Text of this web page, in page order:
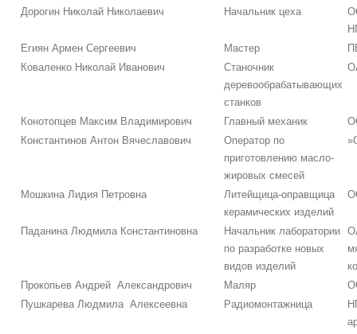
Дорогин Николай Николаевич
Начальник цеха
Егиян Армен Сергеевич
Мастер
Коваленко Николай Иванович
Станочник
деревообрабатывающих
станков
Конотопцев Максим Владимирович Главный механик
Константинов Антон Вячеславович
Оператор по
приготовлению масло-
жировых смесей
Мошкина Лидия Петровна
Литейщица-оправщица
керамических изделий
Паданина Людмила Константиновна
Начальник лаборатории
по разработке новых
видов изделий
Прокопьев Андрей Александрович
Маляр
Пушкарева Людмила Алексеевна
Радиомонтажница